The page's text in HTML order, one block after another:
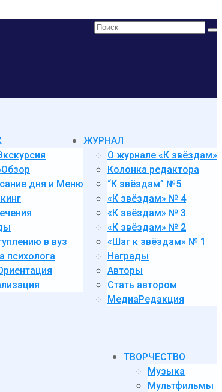
Поиск:
дня и Меню
в вуз
психолога
ЖУРНАЛ
О журнале «К звёздам»
Колонка редактора
“К звёздам” №5
«К звёздам» № 4
«К звёздам» № 3
«К звёздам» № 2
«Шаг к звёздам» № 1
Награды
Авторы
Стать автором
МедиаРедакция
ТВОРЧЕСТВО
Музыка
Мультфильмы